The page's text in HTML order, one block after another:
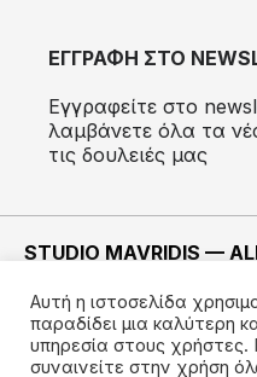
ΕΓΓΡΑΦΗ ΣΤΟ
Εγγραφείτε στο
λαμβάνετε όλα τα
τις δουλειές μας
STUDIO MAVRIDIS —
ΚΑΤΑΣΚΕΥΗ —IMODE
Αυτή η ιστοσελίδα
παραδίδει μια καλύτερη
υπηρεσία στους
συναινείτε στην χρήση